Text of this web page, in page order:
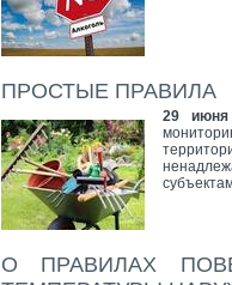
ПРОСТЫЕ ПРАВИЛА
29
О ПРАВИЛАХ